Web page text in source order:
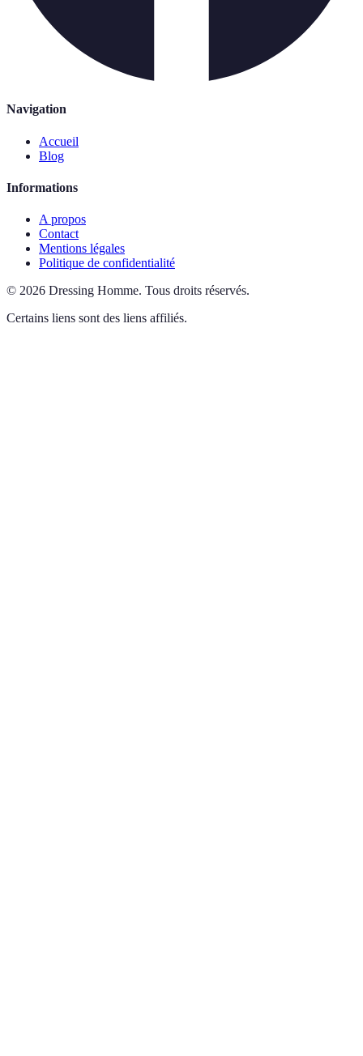
Navigation
Accueil
Blog
Informations
A propos
Contact
Mentions légales
Politique de confidentialité
© 2026 Dressing Homme. Tous droits réservés.
Certains liens sont des liens affiliés.